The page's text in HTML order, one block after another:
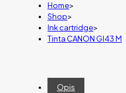
Home>
Shop>
Ink cartridge>
Tinta CANON GI43 M
Opis